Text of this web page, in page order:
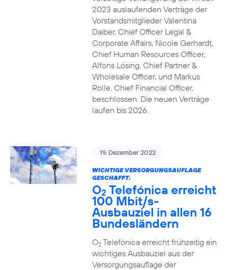
2023 auslaufenden Verträge der
Vorstandsmitglieder Valentina
Daiber, Chief Officer Legal &
Corporate Affairs, Nicole Gerhardt,
Chief Human Resources Officer,
Alfons Lösing, Chief Partner &
Wholesale Officer, und Markus
Rolle, Chief Financial Officer,
beschlossen. Die neuen Verträge
laufen bis 2026.
19. Dezember 2022
WICHTIGE VERSORGUNGSAUFLAGE
GESCHAFFT:
O2 Telefónica erreicht
100 Mbit/s-
Ausbauziel in allen 16
Bundesländern
O2Telefónica erreicht frühzeitig ein
wichtiges Ausbauziel aus der
Versorgungsauflage der